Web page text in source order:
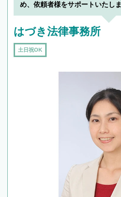
め、依頼者様をサポートいたし
はづき法律事務所
土日祝OK